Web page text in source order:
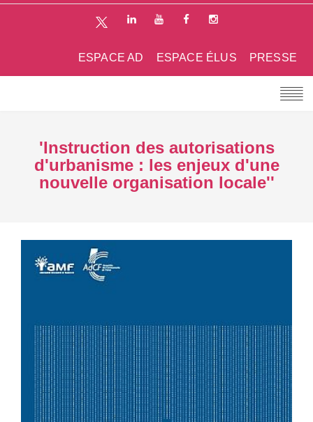
PRESSE
ESPACE ÉLUS
ESPACE AD
'Instruction des autorisations
d'urbanisme : les enjeux d'une
nouvelle organisation locale''